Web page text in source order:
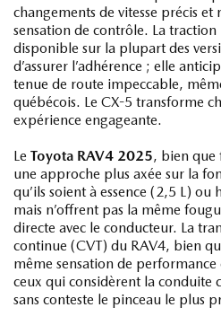
changements de vitesse précis
sensation de contrôle. La
disponible sur la plupart des
d’assurer l’adhérence ; elle
tenue de route impeccable,
québécois. Le CX-5 transforme
expérience engageante.
Le Toyota RAV4 2025, bien que
une approche plus axée sur la
qu’ils soient à essence (2,5 L)
mais n’offrent pas la même
directe avec le conducteur. La
continue (CVT) du RAV4, bien
même sensation de
ceux qui considèrent la conduite
sans conteste le pinceau le plus